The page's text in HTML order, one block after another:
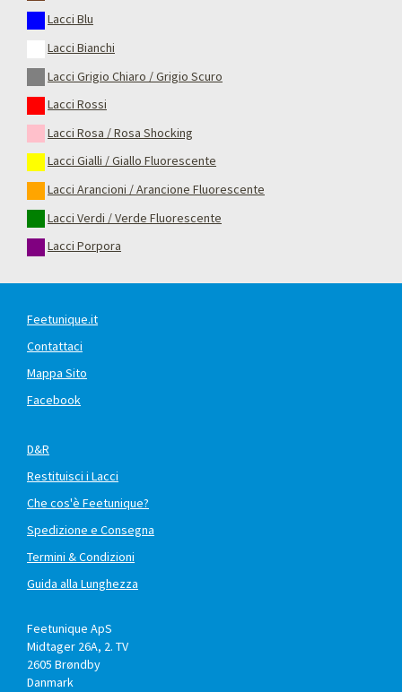
Lacci Blu
Lacci Bianchi
Lacci Grigio Chiaro / Grigio Scuro
Lacci Rossi
Lacci Rosa / Rosa Shocking
Lacci Gialli / Giallo Fluorescente
Lacci Arancioni / Arancione Fluorescente
Lacci Verdi / Verde Fluorescente
Lacci Porpora
Feetunique.it
Contattaci
Mappa Sito
Facebook
D&R
Restituisci i Lacci
Che cos'è Feetunique?
Spedizione e Consegna
Termini & Condizioni
Guida alla Lunghezza
Feetunique ApS
Midtager 26A, 2. TV
2605 Brøndby
Danmark